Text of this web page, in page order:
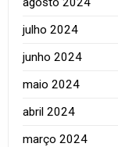
julho 2024
junho 2024
maio 2024
abril 2024
março 2024